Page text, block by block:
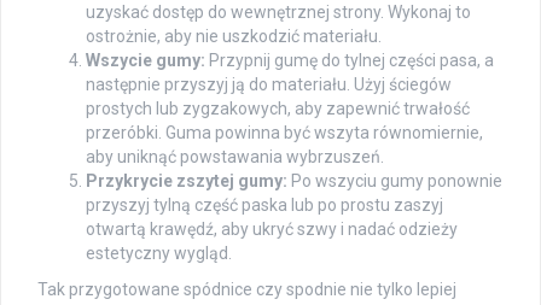
uzyskać dostęp do wewnętrznej strony. Wykonaj to
ostrożnie, aby nie uszkodzić materiału.
Wszycie gumy: Przypnij gumę do tylnej części pasa, a
następnie przyszyj ją do materiału. Użyj ściegów
prostych lub zygzakowych, aby zapewnić trwałość
przeróbki. Guma powinna być wszyta równomiernie,
aby uniknąć powstawania wybrzuszeń.
Przykrycie zszytej gumy: Po wszyciu gumy ponownie
przyszyj tylną część paska lub po prostu zaszyj
otwartą krawędź, aby ukryć szwy i nadać odzieży
estetyczny wygląd.
Tak przygotowane spódnice czy spodnie nie tylko lepiej